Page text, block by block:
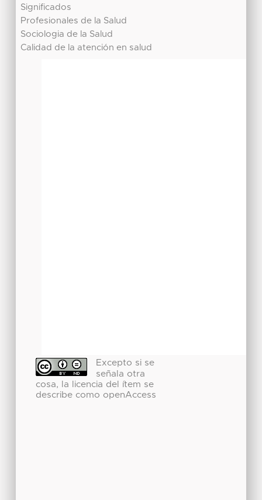
Significados
Profesionales de la Salud
Sociologia de la Salud
Calidad de la atención en salud
Excepto si se
señala otra
cosa, la licencia del ítem se
describe como openAccess